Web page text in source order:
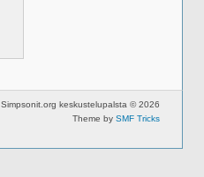
Simpsonit.org keskustelupalsta © 2026
Theme by SMF Tricks